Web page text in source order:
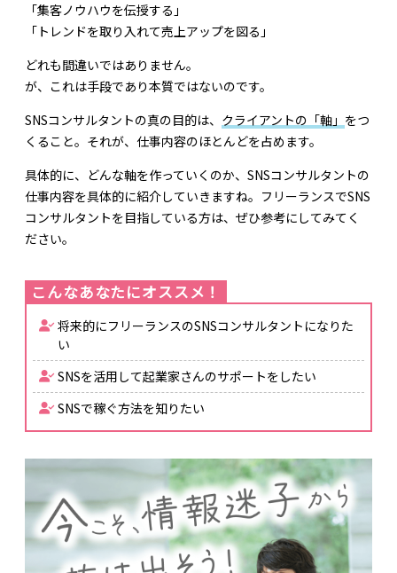
「集客ノウハウを伝授する」
「トレンドを取り入れて売上アップを図る」
どれも間違いではありません。
が、これは手段であり本質ではないのです。
SNSコンサルタントの真の目的は、 クライアントの「軸」 をつ
くること。それが、仕事内容のほとんどを占めます。
具体的に、どんな軸を作っていくのか、SNSコンサルタントの
仕事内容を具体的に紹介していきますね。フリーランスでSNS
コンサルタントを目指している方は、ぜひ参考にしてみてく
ださい。
将来的にフリーランスのSNSコンサルタントになりた
い
SNSを活用して起業家さんのサポートをしたい
SNSで稼ぐ方法を知りたい